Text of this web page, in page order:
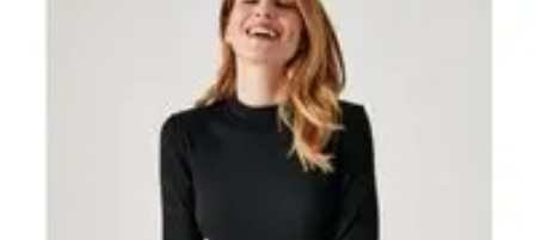
Calcul de RachatCalcul et Estimation
Astuce et Conseils
Calculez Votre Rachat